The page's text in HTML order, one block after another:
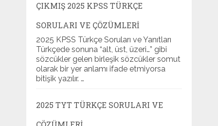
ÇIKMIŞ 2025 KPSS TÜRKÇE
SORULARI VE ÇÖZÜMLERI
2025 KPSS Türkçe Soruları ve Yanıtları
Türkçede sonuna “alt, üst, üzeri…” gibi
sözcükler gelen birleşik sözcükler somut
olarak bir yer anlamı ifade etmiyorsa
bitişik yazılır. …
2025 TYT TÜRKÇE SORULARI VE